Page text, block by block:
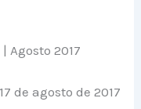
Agosto 2017
de agosto de 2017